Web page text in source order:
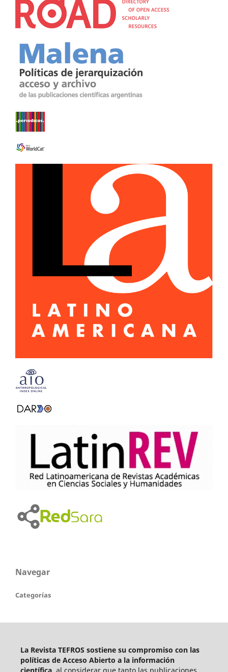
Navegar
Categorías
La Revista TEFROS sostiene su compromiso con las
políticas de Acceso Abierto a la información
científica, al considerar que tanto las publicaciones